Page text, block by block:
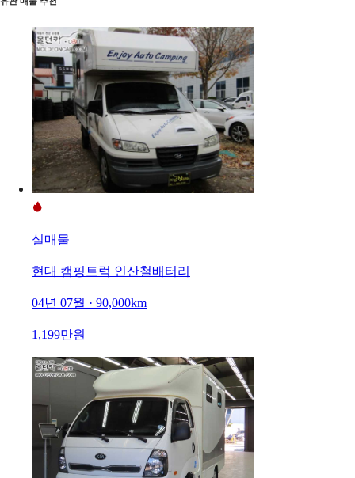
실매물
현대 캠핑트럭 인산철배터리
04년 07월 · 90,000km
1,199만원